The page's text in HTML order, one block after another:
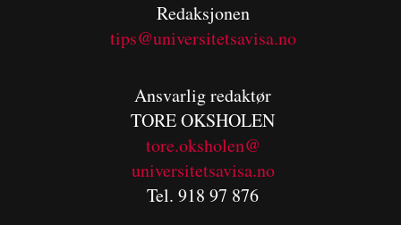
Redaksjonen
tips@universitetsavisa.no
Ansvarlig redaktør
TORE OKSHOLEN
tore.oksholen@
universitetsavisa.no
Tel. 918 97 876